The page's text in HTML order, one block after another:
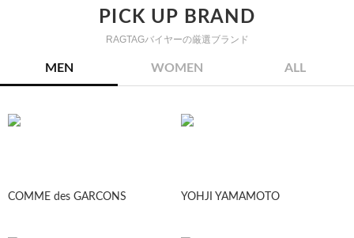
PICK UP BRAND
RAGTAGバイヤーの厳選ブランド
MEN WOMEN ALL
COMME des GARCONS YOHJI YAMAMOTO